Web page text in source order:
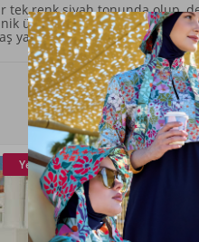
tek renk siyah tonunda olup,
üst, vücuda yapışan tayt alt
yapısı, hareket sırasında
Yeni